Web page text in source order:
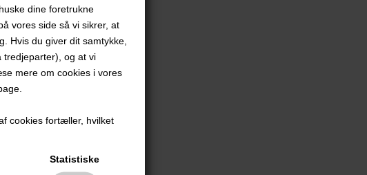
dine foretrukne
vores side så vi sikrer, at
Hvis du giver dit samtykke,
tredjeparter), og at vi
mere om cookies i vores
cookies fortæller, hvilket
Statistiske